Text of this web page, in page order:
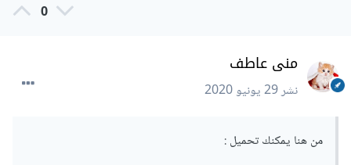
0
منى عاطف
نشر29 يونيو 2020
من هنا يمكنك تحميل :